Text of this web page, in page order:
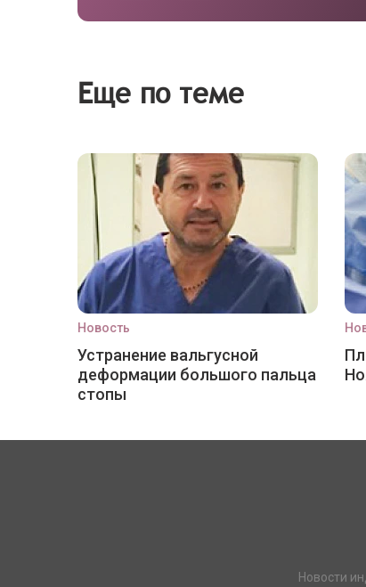
Еще по теме
Новость
Устранение вальгусной
деформации большого пальца
стопы
Новости